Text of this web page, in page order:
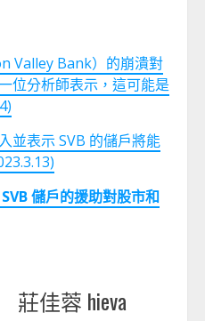
Valley Bank）的崩潰對
位分析師表示，這可能是
並表示 SVB 的儲戶將能
儲戶的援助對股市和
莊佳蓉 hieva